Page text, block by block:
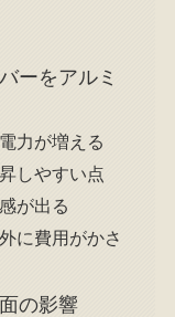
ーをアルミ
力が増える
しやすい点
が出る
に費用がかさ
の影響